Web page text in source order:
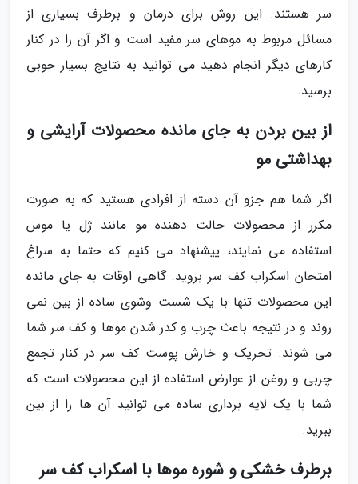
سر هستند. این روش برای درمان و برطرف بسیاری از
مسائل مربوط به موهای سر مفید است و اگر آن را در کنار
کارهای دیگر انجام دهید می توانید به نتایج بسیار خوبی
برسید.
از بین بردن به جای مانده محصولات آرایشی و
بهداشتی مو
اگر شما هم جزو آن دسته از افرادی هستید که به صورت
مکرر از محصولات حالت دهنده مو مانند ژل یا موس
استفاده می نمایند، پیشنهاد می کنیم که حتما به سراغ
امتحان اسکراب کف سر بروید. گاهی اوقات به جای مانده
این محصولات تنها با یک شست وشوی ساده از بین نمی
روند و در نتیجه باعث چرب و کدر شدن موها و کف سر شما
می شوند. تحریک و خارش پوست کف سر در کنار تجمع
چربی و روغن از عوارض استفاده از این محصولات است که
شما با یک لایه برداری ساده می توانید آن ها را از بین
ببرید.
برطرف خشکی و شوره موها با اسکراب کف سر